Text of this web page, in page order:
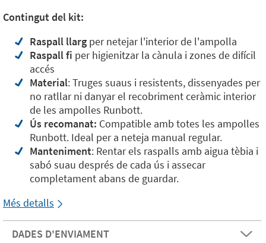
Contingut del kit:
Raspall llarg per netejar l'interior de l'ampolla
Raspall fi per higienitzar la cànula i zones de difícil
accés
Material: Truges suaus i resistents, dissenyades per
no ratllar ni danyar el recobriment ceràmic interior
de les ampolles Runbott.
Ús recomanat: Compatible amb totes les ampolles
Runbott. Ideal per a neteja manual regular.
Manteniment: Rentar els raspalls amb aigua tèbia i
sabó suau després de cada ús i assecar
completament abans de guardar.
Més detalls
DADES D'ENVIAMENT